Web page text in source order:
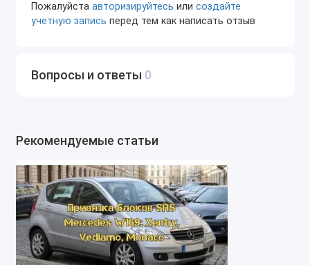
Пожалуйста авторизируйтесь или создайте
учетную запись перед тем как написать отзыв
Вопросы и ответы 0
Рекомендуемые статьи